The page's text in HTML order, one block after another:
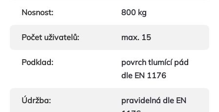
Nosnost: 800 kg
Počet uživatelů: max. 15
Podklad:
povrch tlumící pád
dle EN 1176
Údržba:
pravidelná dle EN